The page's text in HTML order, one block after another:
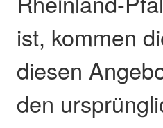
ist, kommen
diesen
den